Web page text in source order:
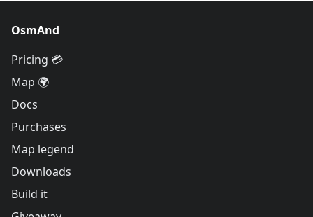
OsmAnd
Pricing 💳
Map 🌍
Docs
Purchases
Map legend
Downloads
Build it